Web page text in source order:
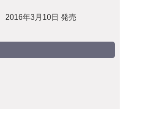
2016年3月10日 発売